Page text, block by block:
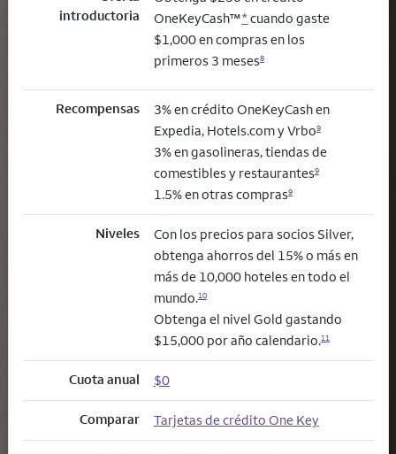
introductoria
OneKeyCash™* cuando gaste
$1,000 en compras en los
primeros 3 meses8
Recompensas
3% en crédito OneKeyCash en
Expedia, Hotels.com y Vrbo9
3% en gasolineras, tiendas de
comestibles y restaurantes9
1.5% en otras compras9
Niveles
Con los precios para socios Silver,
obtenga ahorros del 15% o más en
más de 10,000 hoteles en todo el
mundo.10
Obtenga el nivel Gold gastando
$15,000 por año calendario.11
Cuota anual $0
Comparar Tarjetas de crédito One Key